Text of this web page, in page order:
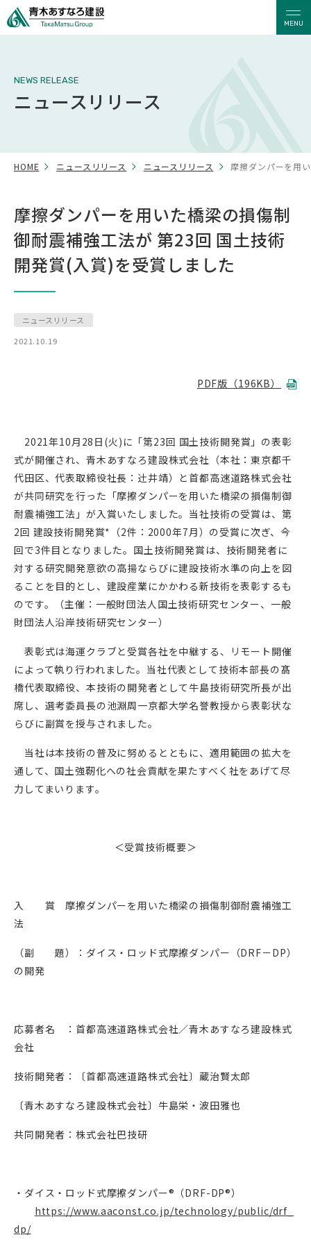
MENU
NEWS RELEASE
ニュースリリース
HOME ニュースリリース ニュースリリース 摩擦ダンパーを用
摩擦ダンパーを用いた橋梁の損傷制
御耐震補強工法が 第23回 国土技術
開発賞(入賞)を受賞しました
ニュースリリース
2021.10.19
PDF版（196KB）
2021年10月 28 日 (火) に「第23回 国土技術開発賞」の表彰
式が開催され、青木あすなろ建設株式会社（本社：東京都千
代田区、代表取締役社長：辻󠄀井靖）と首都高速道路株式会社
が共同研究を行った「摩擦ダンパーを用いた橋梁の損傷制御
耐震補強工法」が入賞いたしました。当社技術の受賞は、第
2回 建設技術開発賞* （2件： 2000年7月）の受賞に次ぎ、今
回で3件目となりました。国土技術開発賞は、技術開発者に
対する研究開発意欲の高揚ならびに建設技術水準の向上を図
ることを目的とし、建設産業にかかわる新技術を表彰するも
のです。（主催：一般財団法人国土技術研究センター、一般
財団法人沿岸技術研究センター）
表彰式は海運クラブと受賞各社を中継する、リモート開催
によって執り行われました。当社代表として技術本部長の髙
橋代表取締役、本技術の開発者として牛島技術研究所長が出
席し、選考委員長の池淵周一京都大学名誉教授から表彰状な
らびに副賞を授与されました。
当社は本技術の普及に努めるとともに、適用範囲の拡大を
通して、国土強靭化への社会貢献を果たすべく社をあげて尽
力してまいります。
＜受賞技術概要＞
入 賞 摩擦ダンパーを用いた橋梁の損傷制御耐震補強工
法
（副 題）：ダイス・ロッド式摩擦ダンパー（DRF－ DP）
の開発
応募者名 ：首都高速道路株式会社／青木あすなろ建設株式
会社
技術開発者：〔首都高速道路株式会社〕蔵治賢太郎
〔青木あすなろ建設株式会社〕牛島栄・波田雅也
共同開発者：株式会社巴技研
・ダイス・ロッド式摩擦ダンパー®（DRF-DP®）
https://www.aaconst.co.jp/technology/public/drf_
dp/